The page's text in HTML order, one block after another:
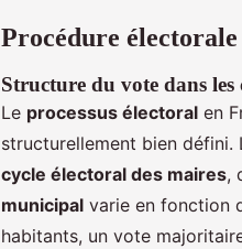
Procédure électorale
Structure du vote dans les
Le processus électoral en
structurellement bien défini.
cycle électoral des maires,
municipal varie en fonction
habitants, un vote